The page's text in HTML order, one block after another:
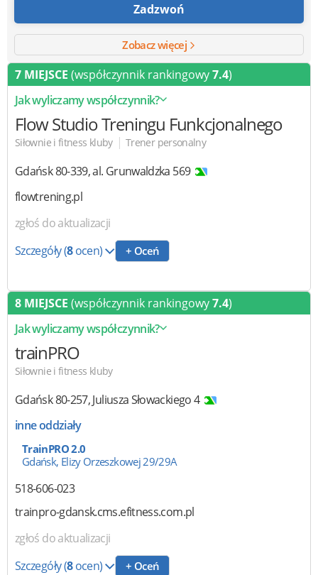
Zadzwoń
Zobacz więcej
7 MIEJSCE (współczynnik rankingowy7.4)
Jak wyliczamy współczynnik?
FlowStudio Treningu Funkcjonalnego
Siłownie i fitness kluby | Trener personalny
Gdańsk80-339,al. Grunwaldzka 569
flowtrening.pl
zgłoś do aktualizacji
Szczegóły(8ocen) + Oceń
8 MIEJSCE (współczynnik rankingowy7.4)
Jak wyliczamy współczynnik?
trainPRO
Siłownie i fitness kluby
Gdańsk80-257,Juliusza Słowackiego 4
inne oddziały
TrainPRO 2.0
Gdańsk, Elizy Orzeszkowej 29/29A
518-606-023
trainpro-gdansk.cms.efitness.com.pl
zgłoś do aktualizacji
Szczegóły(8ocen) + Oceń